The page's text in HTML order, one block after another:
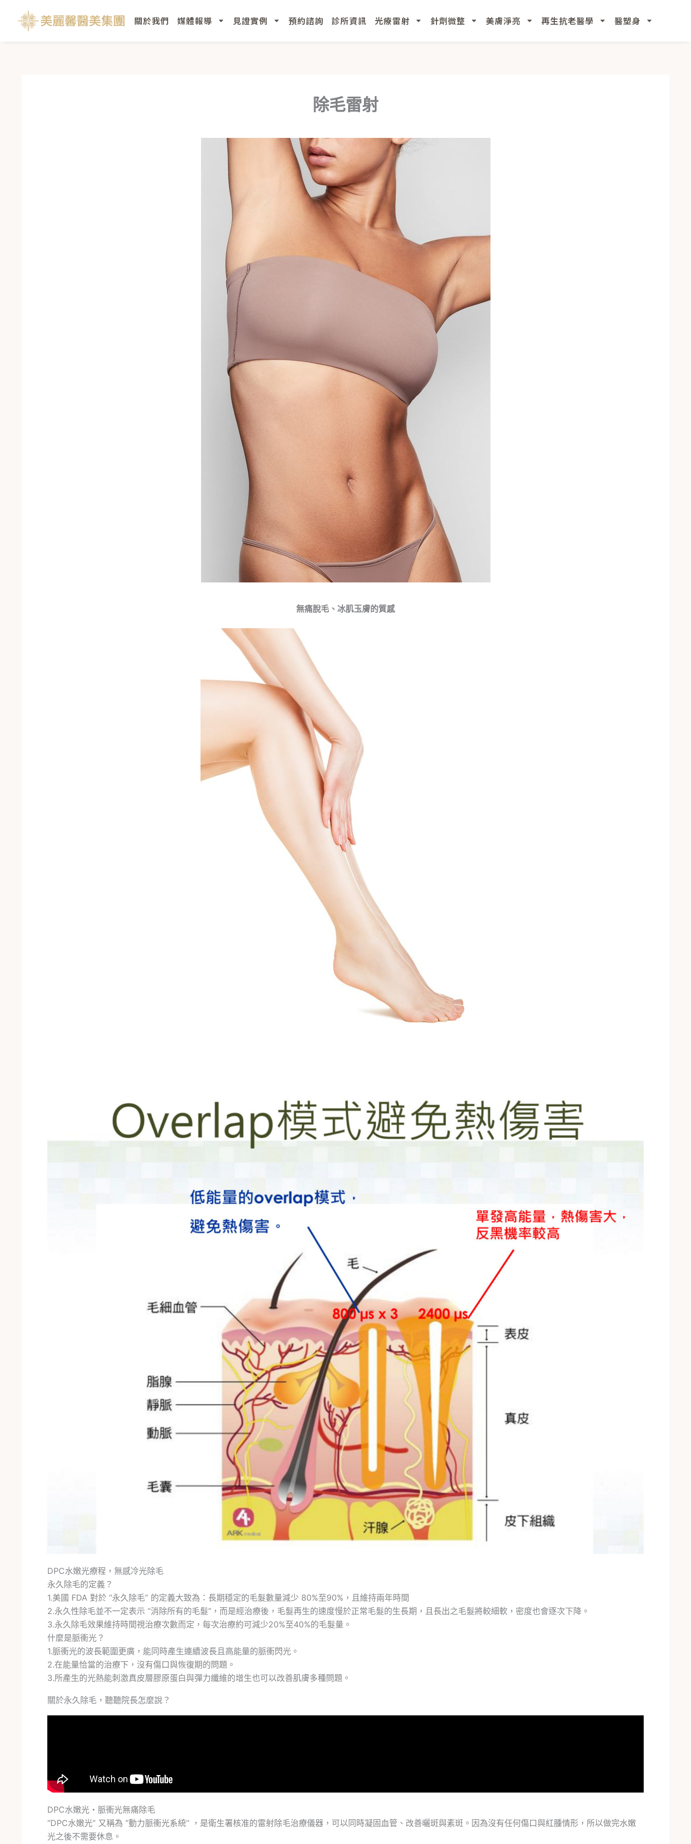
關於我們 媒體報導 見證實例 預約諮詢 診所資訊 光療雷射 針劑微整 美膚淨亮 再生抗老醫學 醫塑身
除毛雷射
無痛脫毛、冰肌玉膚的質感
DPC水嫩光療程，無感冷光除毛
永久除毛的定義？
1.美國 FDA 對於 “永久除毛” 的定義大致為：長期穩定的毛髮數量減少 80%至90%，且維持兩年時間
2.永久性除毛並不一定表示 “消除所有的毛髮”，而是經治療後，毛髮再生的速度慢於正常毛髮的生長期，且長出之毛髮將較細軟，密度也會逐次下降。
3.永久除毛效果維持時間視治療次數而定，每次治療約可減少20%至40%的毛髮量。
什麼是脈衝光？
1.脈衝光的波長範圍更廣，能同時產生連續波長且高能量的脈衝閃光。
2.在能量恰當的治療下，沒有傷口與恢復期的問題。
3.所產生的光熱能刺激真皮層膠原蛋白與彈力纖維的增生也可以改善肌膚多種問題。
關於永久除毛，聽聽院長怎麼說？
DPC水嫩光・脈衝光無痛除毛
“DPC水嫩光” 又稱為 ”動力脈衝光系統“ ，是衛生署核准的雷射除毛治療儀器，可以同時凝固血管、改善曬斑與素斑。因為沒有任何傷口與紅腫情形，所以做完水嫩
光之後不需要休息。